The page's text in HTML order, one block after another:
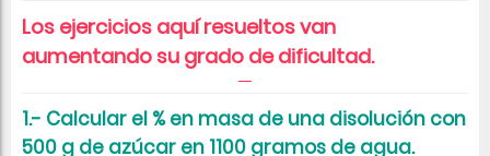
Los ejercicios aquí resueltos van
aumentando su grado de dificultad.
1.- Calcular el % en masa de una disolución con
500 g de azúcar en 1100 gramos de agua.